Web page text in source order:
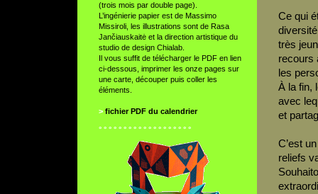
(trois mois par double page).
L’ingénierie papier est de Massimo
Missiroli, les illustrations sont de Rasa
Jančiauskaitėet la direction artistique du
studio de design Chialab.
Il vous suffit de télécharger le PDF en lien
ci-dessous, imprimer les onze pages sur
une carte, découper puis coller les
éléments.
> fichier PDF du calendrier
° ° ° ° ° ° ° ° ° ° ° ° ° ° ° ° ° ° °
Ce qui
très
recours
les
À la fin,
avec
et
C’est
reliefs